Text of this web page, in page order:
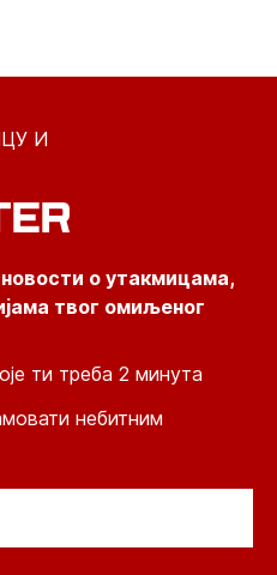
И
новости о утакмицама,
твог омиљеног
ти треба 2 минута
небитним